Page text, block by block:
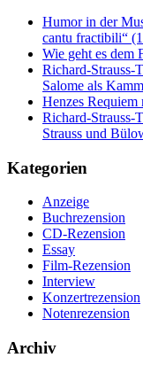
Humor in der
cantu fractibili“
Wie geht es dem
Richard-Strauss-
Salome als
Henzes
Richard-Strauss-
Strauss und
Kategorien
Anzeige
Buchrezension
CD-Rezension
Essay
Film-Rezension
Interview
Konzertrezension
Notenrezension
Archiv